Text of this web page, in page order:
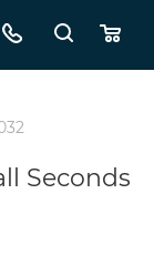
Seconds